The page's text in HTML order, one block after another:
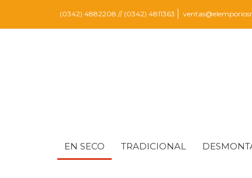
(0342) 4882208 // (0342) 4811363
EN SECO TRADICIONAL